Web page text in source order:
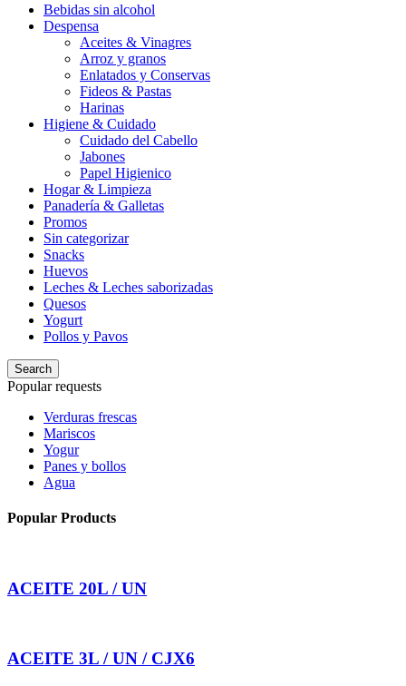
Bebidas sin alcohol
Despensa
Aceites & Vinagres
Arroz y granos
Enlatados y Conservas
Fideos & Pastas
Harinas
Higiene & Cuidado
Cuidado del Cabello
Jabones
Papel Higienico
Hogar & Limpieza
Panadería & Galletas
Promos
Sin categorizar
Snacks
Huevos
Leches & Leches saborizadas
Quesos
Yogurt
Pollos y Pavos
Search
Popular requests
Verduras frescas
Mariscos
Yogur
Panes y bollos
Agua
Popular Products
ACEITE 20L / UN
ACEITE 3L / UN / CJX6